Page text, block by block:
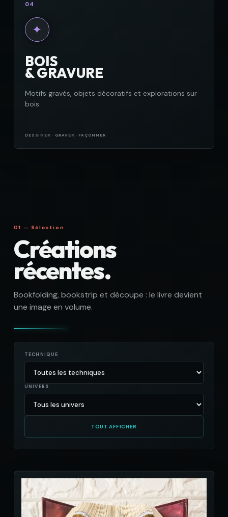
04
✦
BOIS
& GRAVURE
Motifs gravés, objets décoratifs et explorations sur
bois.
DESSINER · GRAVER · FAÇONNER
01 — Sélection
Créations
récentes.
Bookfolding, bookstrip et découpe : le livre devient
une image en volume.
TECHNIQUE
UNIVERS
TOUT AFFICHER